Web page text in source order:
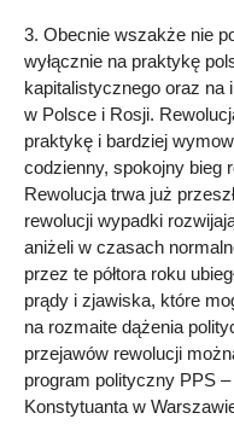
3. Obecnie wszakże nie
wyłącznie na praktykę
kapitalistycznego oraz na
w Polsce i Rosji.
praktykę i bardziej
codzienny, spokojny bieg
Rewolucja trwa już
rewolucji wypadki
aniżeli w czasach
przez te półtora roku
prądy i zjawiska, które
na rozmaite dążenia
przejawów rewolucji
program polityczny PPS –
Konstytuanta w